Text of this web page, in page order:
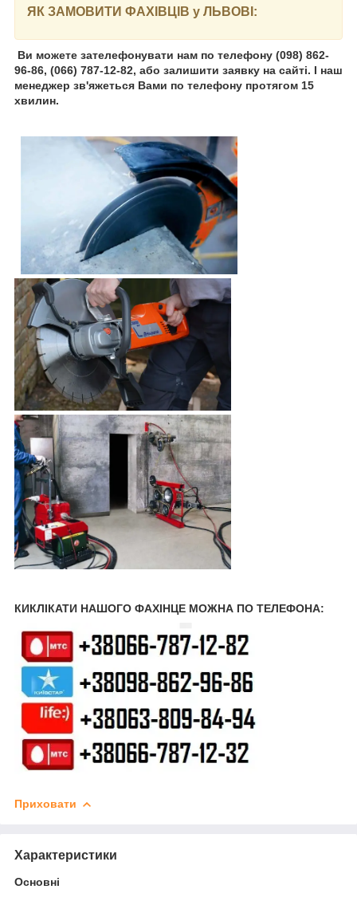
ЯК ЗАМОВИТИ ФАХІВЦІВ у ЛЬВОВІ:
Ви можете зателефонувати нам по телефону (098) 862-
96-86, (066) 787-12-82, або залишити заявку на сайті. І наш
менеджер зв'яжеться Вами по телефону протягом 15
хвилин.
КИКЛІКАТИ НАШОГО ФАХІНЦЕ МОЖНА ПО ТЕЛЕФОНА:
Приховати
Характеристики
Основні